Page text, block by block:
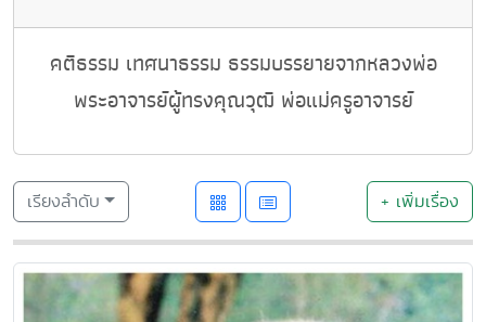
คติธรรม เทศนาธรรม ธรรมบรรยายจากหลวงพ่อ
พระอาจารย์ผู้ทรงคุณวุฒิ พ่อแม่ครูอาจารย์
เรียงลำดับ + เพิ่มเรื่อง